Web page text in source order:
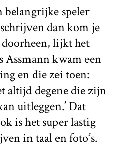
belangrijke speler
dan kom je
lijkt het
Assmann kwam een
en die zei toen:
altijd degene die zijn
uitleggen.’ Dat
is het super lastig
in taal en foto’s.